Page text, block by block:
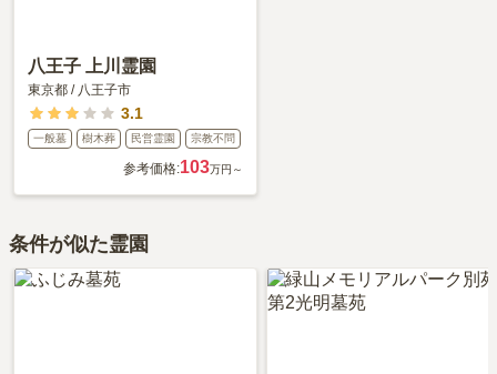
八王子 上川霊園
東京都 / 八王子市
3.1
一般墓 樹木葬 民営霊園 宗教不問
参考価格:103万円～
条件が似た霊園